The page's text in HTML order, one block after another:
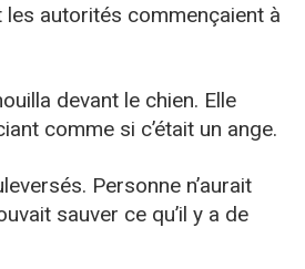
les autorités commençaient à
devant le chien. Elle
comme si c’était un ange.
Personne n’aurait
sauver ce qu’il y a de